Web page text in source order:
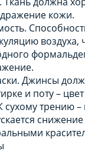
кожи.
Джинсы
и поту –
сухому трению